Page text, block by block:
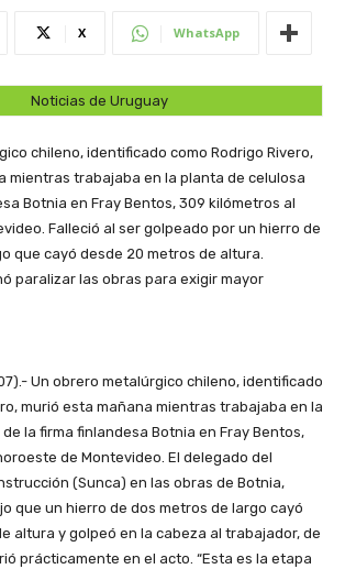
X WhatsApp
Noticias de Uruguay
chileno, identificado como Rodrigo Rivero,
mientras trabajaba en la planta de celulosa
Botnia en Fray Bentos, 309 kilómetros al
Falleció al ser golpeado por un hierro de
que cayó desde 20 metros de altura.
paralizar las obras para exigir mayor
Un obrero metalúrgico chileno, identificado
murió esta mañana mientras trabajaba en la
la firma finlandesa Botnia en Fray Bentos,
de Montevideo. El delegado del
(Sunca) en las obras de Botnia,
que un hierro de dos metros de largo cayó
altura y golpeó en la cabeza al trabajador, de
prácticamente en el acto. “Esta es la etapa